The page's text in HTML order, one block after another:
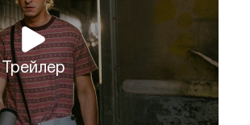
Трейлер